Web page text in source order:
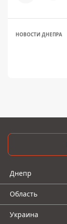
НОВОСТИ ДНЕПРА
Днепр
Область
Украина